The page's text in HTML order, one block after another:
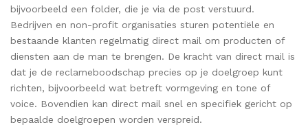
bijvoorbeeld een folder, die je via de post verstuurd.
Bedrijven en non-profit organisaties sturen potentiële en
bestaande klanten regelmatig direct mail om producten of
diensten aan de man te brengen. De kracht van direct mail is
dat je de reclameboodschap precies op je doelgroep kunt
richten, bijvoorbeeld wat betreft vormgeving en tone of
voice. Bovendien kan direct mail snel en specifiek gericht op
bepaalde doelgroepen worden verspreid.